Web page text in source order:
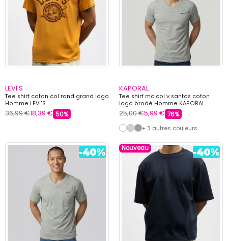
LEVI'S
Tee shirt coton col rond grand logo
Homme LEVI'S
36,99 €18,39 € 50%
KAPORAL
Tee shirt mc col v santos coton
logo brodé Homme KAPORAL
25,00 €5,99 € 76%
+ 3 autres couleurs
Nouveau